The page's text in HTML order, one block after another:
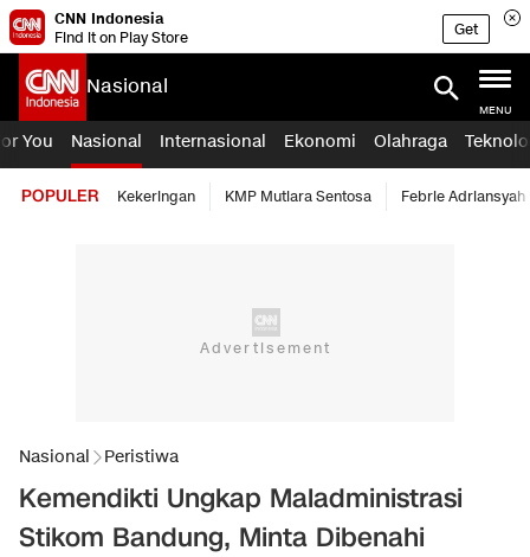
CNN Indonesia
Find it on Play Store
Get
Nasional
MENU
You Nasional Internasional Ekonomi Olahraga
POPULER Kekeringan KMP Mutiara Sentosa Febrie Adriansyah
Nasional Peristiwa
Kemendikti Ungkap Maladministrasi
Stikom Bandung, Minta Dibenahi